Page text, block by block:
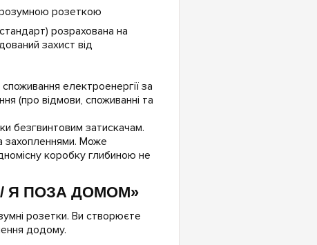
розрахована на
захист від
електроенергії за
(про відмови, споживанні та
безгвинтовим затискачам.
захопленнями. Може
коробку глибиною не
Я ПОЗА ДОМОМ»
розетки. Ви створюєте
додому.